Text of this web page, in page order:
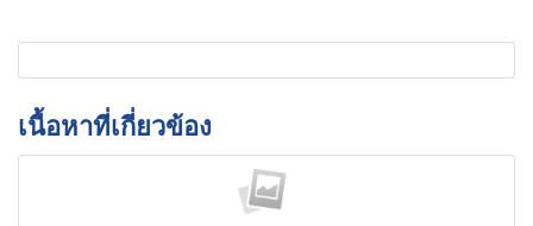
เนื้อหาที่เกี่ยวข้อง